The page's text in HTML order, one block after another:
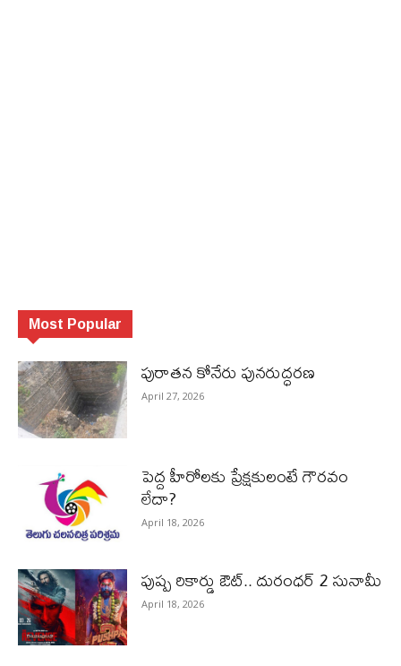
Most Popular
పురాత‌న కోనేరు పున‌రుద్ధ‌ర‌ణ
April 27, 2026
పెద్ద హీరోల‌కు ప్రేక్ష‌కులంటే గౌర‌వం
లేదా?
April 18, 2026
పుష్ప రికార్డు ఔట్‌.. దురంధ‌ర్ 2 సునామీ
April 18, 2026